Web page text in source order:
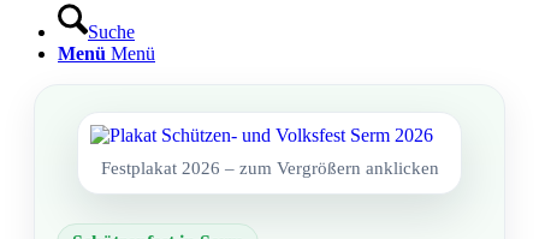
Suche
Menü Menü
Festplakat 2026 – zum Vergrößern anklicken